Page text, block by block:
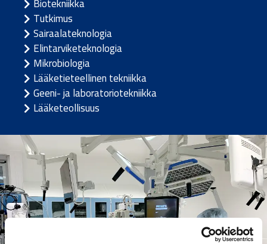
Biotekniikka
Tutkimus
Sairaalateknologia
Elintarviketeknologia
Mikrobiologia
Lääketieteellinen tekniikka
Geeni- ja laboratoriotekniikka
Lääketeollisuus